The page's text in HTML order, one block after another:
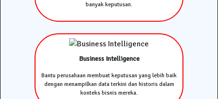
banyak keputusan.
Business Intelligence
Bantu perusahaan membuat keputusan yang lebih baik
dengan menampilkan data terkini dan historis dalam
konteks bisnis mereka.